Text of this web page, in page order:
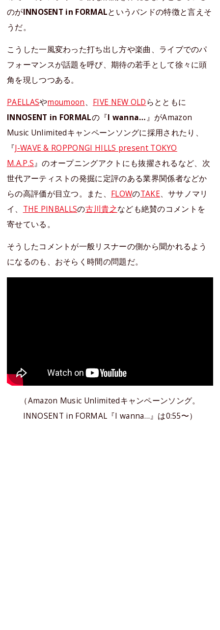
のがINNOSENT in FORMALというバンドの特徴と言えそ
うだ。
こうした一風変わった打ち出し方や楽曲、ライブでのパ
フォーマンスが話題を呼び、期待の若手として徐々に頭
角を現しつつある。
PAELLASやmoumoon、 FIVE NEW OLDらとともに
INNOSENT in FORMALの『I wanna…』がAmazon
Music Unlimitedキャンペーンソングに採用されたり、
『J-WAVE & ROPPONGI HILLS present TOKYO
M.A.P.S』のオープニングアクトにも抜擢されるなど、次
世代アーティストの発掘に定評のある業界関係者などか
らの高評価が目立つ。また、 FLOWのTAKE、ササノマリ
イ、 THE PINBALLSの古川貴之なども絶賛のコメントを
寄せている。
そうしたコメントが一般リスナーの側から聞かれるよう
になるのも、おそらく時間の問題だ。
（Amazon Music Unlimitedキャンペーンソング。
INNOSENT in FORMAL『I wanna…』は0:55〜）